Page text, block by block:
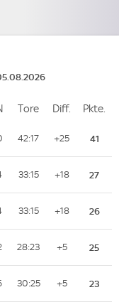
Niederlagen
Tore ToreDiff. Differenz
Pkte.
42:17 +25 41
33:15 +18 27
33:15 +18 26
28:23 +5 25
30:25 +5 23